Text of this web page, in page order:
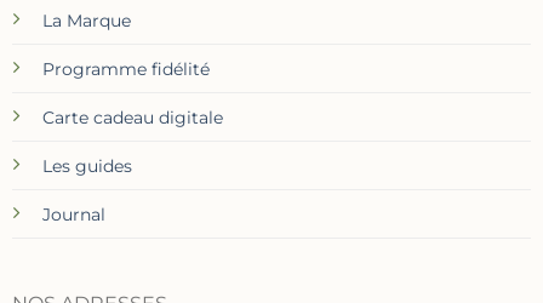
La Marque
Programme fidélité
Carte cadeau digitale
Les guides
Journal